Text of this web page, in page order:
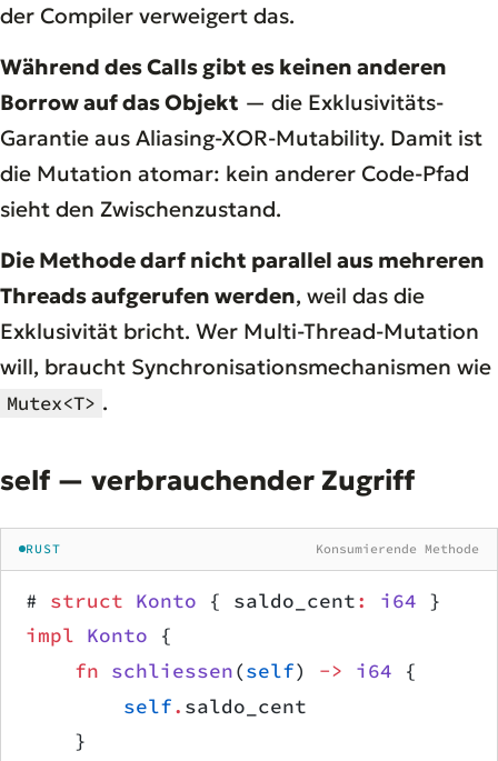
der Compiler verweigert das.
Während des Calls gibt es keinen anderen
Borrow auf das Objekt — die Exklusivitäts-
Garantie aus Aliasing-XOR-Mutability. Damit ist
die Mutation atomar: kein anderer Code-Pfad
sieht den Zwischenzustand.
Die Methode darf nicht parallel aus mehreren
Threads aufgerufen werden, weil das die
Exklusivität bricht. Wer Multi-Thread-Mutation
will, braucht Synchronisationsmechanismen wie
Mutex<T> .
self — verbrauchender Zugriff
RUST Konsumierende Methode
# struct Konto { saldo_cent: i64 }
impl Konto {
    fn
schliessen(self) -> i64 {
        self
. saldo_cent
    }